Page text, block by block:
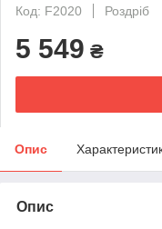
Код: F2020
Роздріб
5 549 ₴
Опис
Опис